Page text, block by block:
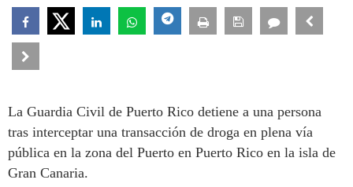
La Guardia Civil de Puerto Rico detiene a una persona
tras interceptar una transacción de droga en plena vía
pública en la zona del Puerto en Puerto Rico en la isla de
Gran Canaria.